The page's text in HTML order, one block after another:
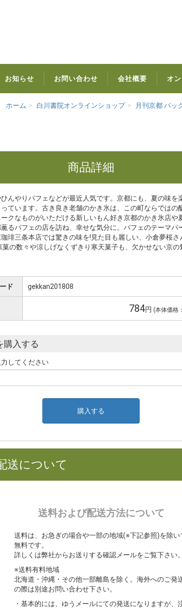
お知らせ お問い合わせ 会社概要 オ
ホーム 白川書院オンラインショップ 月刊京都 バッ
商品詳細
んやりパフェなどが最近人気です。京都にも、夏の味を
っています。古き良き老舗のかき氷は、この町ならではの
クなものがいただける新しいもん好き京都のかき氷店や
るパフェの店を訪ね、幸せな気分に。パフェのテーマパ
琲三条本店では驚きの味を!見た目も麗しい、小倉夢桜さ
菓の数々や涼しげなくずきり寒天菓子も、欠かせない京の
ド gekkan201808
784円 (本体価格
購入する
してください
送について
送料および配送方法について
送料は、お急ぎの場合や一部の地域(※下記参照)を除い
無料です。
詳しくは弊社からお送りする確認メールをご覧下さい。
※送料有料地域
北海道・沖縄・その他一部離島を除く。海外へのご発
の際は別途お問い合わせ下さい。
・基本的には、ゆうメールにての発送になりますが、